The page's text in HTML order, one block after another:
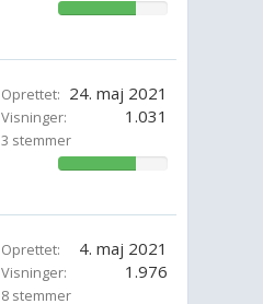
71.42857142857143%
Oprettet: 24. maj 2021
Visninger: 1.031
3 stemmer
71.42857142857143%
Oprettet: 4. maj 2021
Visninger: 1.976
8 stemmer